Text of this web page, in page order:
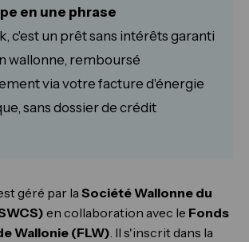
en une phrase
c'est un prêt sans intérêts garanti
wallonne, remboursé
via votre facture d'énergie
sans dossier de crédit
géré par la Société Wallonne du
en collaboration avec le Fonds
Wallonie (FLW). Il s'inscrit dans la